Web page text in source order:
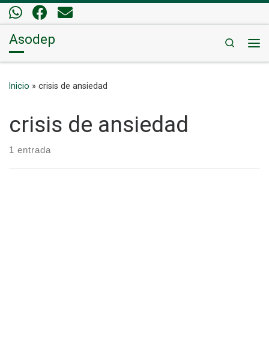
Saltar al contenido
Asodep
Search
Inicio » crisis de ansiedad
crisis de ansiedad
1 entrada